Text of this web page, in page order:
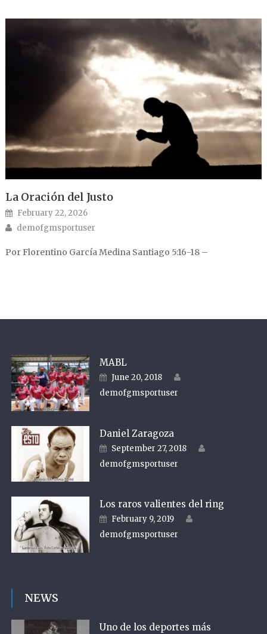
La Oración del Justo
Posted on
February 22, 2026
Author
demofgmsportuser
Por Florentino García Medina Santiago 5:16-18 –
MABL
Posted on
June 20, 2018
demofgmsportuser
Daniel Zaragoza
Posted on
September 27, 2018
demofgmsportuser
Los raros valientes del ring
Posted on
February 9, 2019
demofgmsportuser
NEWS
Uno de los deportes más